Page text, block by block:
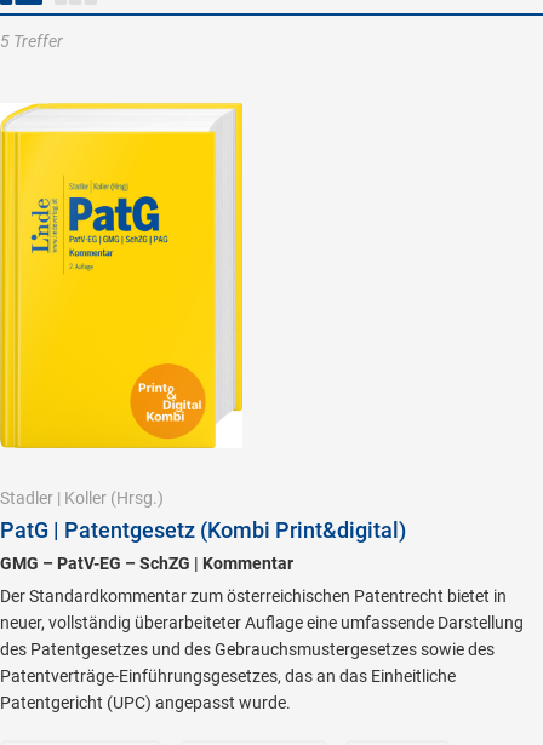
5 Treffer
Stadler | Koller (Hrsg.)
PatG | Patentgesetz (Kombi Print&digital)
GMG – PatV-EG – SchZG | Kommentar
Der Standardkommentar zum österreichischen Patentrecht bietet in
neuer, vollständig überarbeiteter Auflage eine umfassende Darstellung
des Patentgesetzes und des Gebrauchsmustergesetzes sowie des
Patentverträge-Einführungsgesetzes, das an das Einheitliche
Patentgericht (UPC) angepasst wurde.